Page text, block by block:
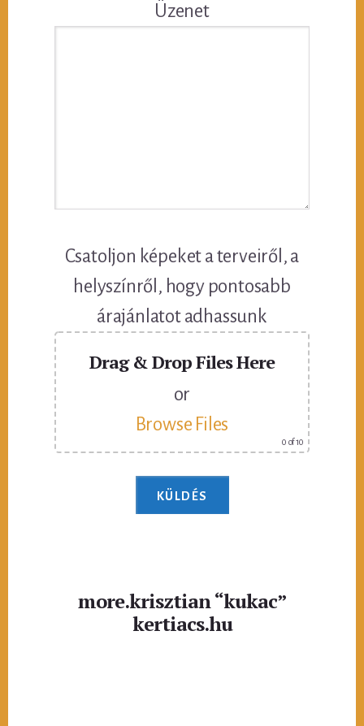
Üzenet
Csatoljon képeket a terveiről, a
helyszínről, hogy pontosabb
árajánlatot adhassunk
Drag & Drop Files Here
or
Browse Files
0 of 10
more.krisztian “kukac”
kertiacs.hu